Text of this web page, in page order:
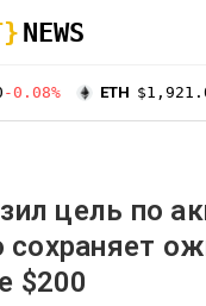
NEWS
-0.08% ETH
цель по
сохраняет
$200